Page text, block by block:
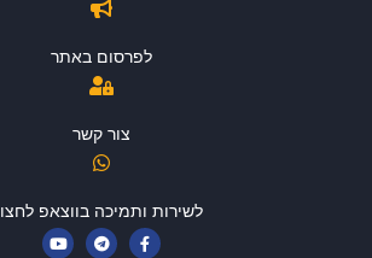
לפרסום באתר
צור קשר
לשירות ותמיכה בווצאפ לחצו